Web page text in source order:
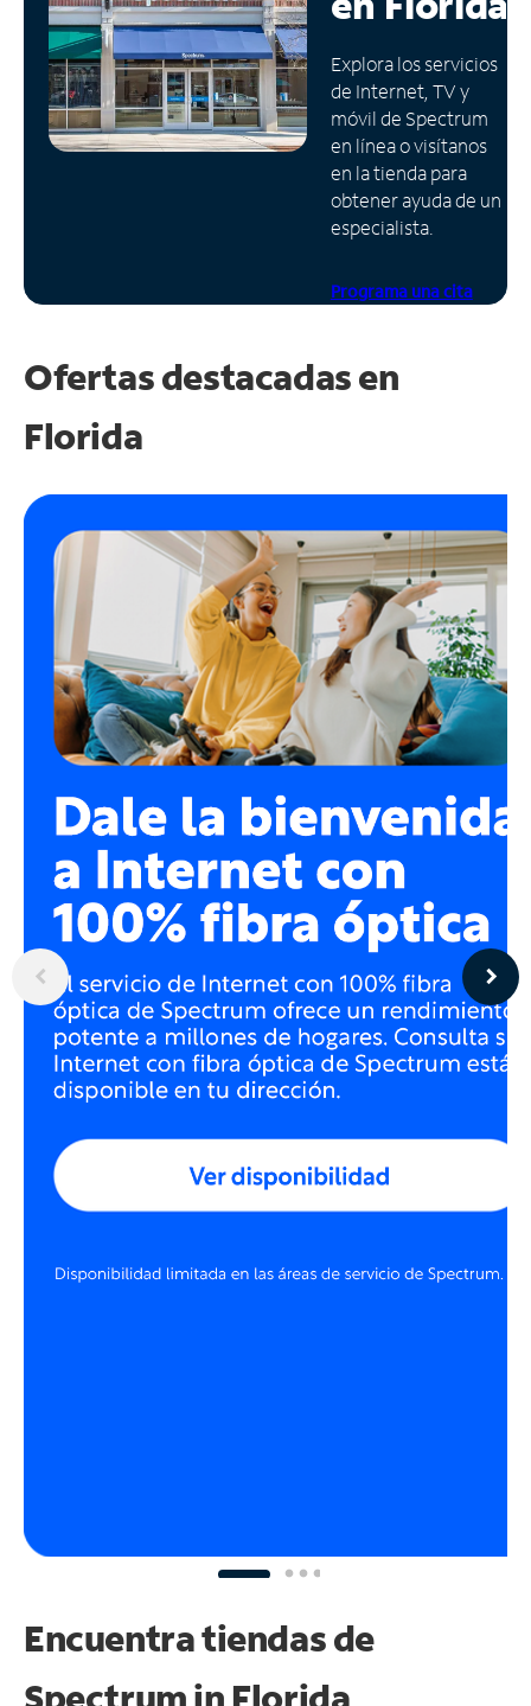
Administrar
cuenta
Encuentra
una
tienda
Explora los servicios
de Internet, TV y
móvil de Spectrum
en línea o visítanos
en la tienda para
obtener ayuda de un
especialista.
Programa una cita
Ofertas destacadas en
Florida
Encuentra tiendas de